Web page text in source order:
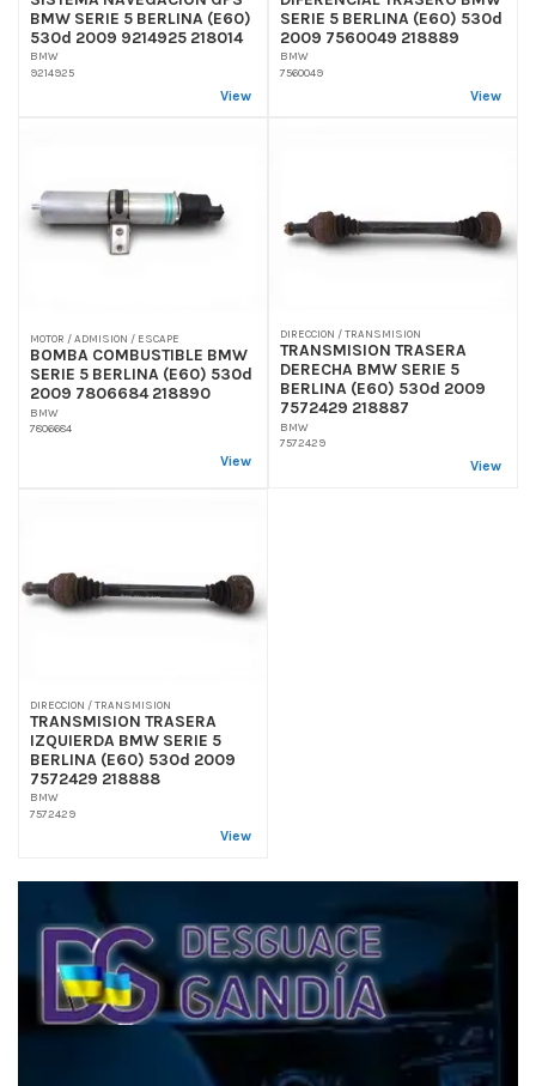
BMW SERIE 5 BERLINA (E60)
530d 2009 9214925 218014
BMW
9214925
View
SERIE 5 BERLINA (E60) 530d
2009 7560049 218889
BMW
7560049
View
MOTOR / ADMISION / ESCAPE
BOMBA COMBUSTIBLE BMW
SERIE 5 BERLINA (E60) 530d
2009 7806684 218890
BMW
7806684
View
DIRECCION / TRANSMISION
TRANSMISION TRASERA
DERECHA BMW SERIE 5
BERLINA (E60) 530d 2009
7572429 218887
BMW
7572429
View
DIRECCION / TRANSMISION
TRANSMISION TRASERA
IZQUIERDA BMW SERIE 5
BERLINA (E60) 530d 2009
7572429 218888
BMW
7572429
View